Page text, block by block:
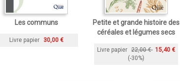
Les communs
Livre papier 30,00 €
Petite et grande histoire des
céréales et légumes secs
Livre papier 22,00 € 15,40 €
(-30%)